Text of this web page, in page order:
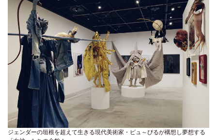
ジェンダーの垣根を超えて生きる現代美術家・ピュ～ぴるが構想し夢想する